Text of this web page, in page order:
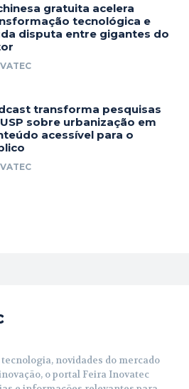
gratuita acelera
tecnológica e
disputa entre gigantes do
transforma pesquisas
sobre urbanização em
acessível para o
novidades do mercado
o portal Feira Inovatec